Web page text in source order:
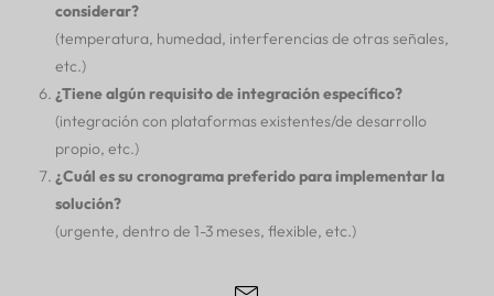
considerar?
(temperatura, humedad, interferencias de otras señales,
etc.)
¿Tiene algún requisito de integración específico?
(integración con plataformas existentes/de desarrollo
propio, etc.)
¿Cuál es su cronograma preferido para implementar la
solución?
(urgente, dentro de 1-3 meses, flexible, etc.)